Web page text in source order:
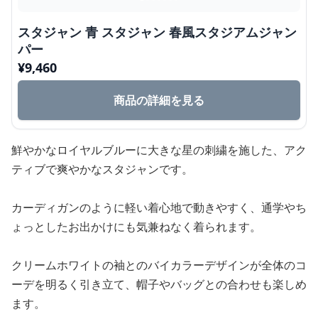
スタジャン 青 スタジャン 春風スタジアムジャン
パー
¥9,460
商品の詳細を見る
鮮やかなロイヤルブルーに大きな星の刺繍を施した、アク
ティブで爽やかなスタジャンです。
カーディガンのように軽い着心地で動きやすく、通学やち
ょっとしたお出かけにも気兼ねなく着られます。
クリームホワイトの袖とのバイカラーデザインが全体のコ
ーデを明るく引き立て、帽子やバッグとの合わせも楽しめ
ます。